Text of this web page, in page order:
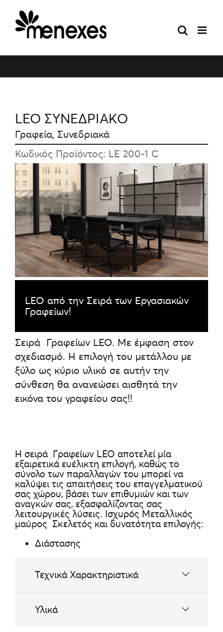
content
LEO ΣΥΝΕΔΡΙΑΚΟ
Γραφεία, Συνεδριακά
Κωδικός Προϊόντος: LE 200-1 C
LEO από την Σειρά των Εργασιακών
Γραφείων!
Σειρά Γραφείων LEO. Με έμφαση στον
σχεδιασμό. Η επιλογή του μετάλλου με
ξύλο ως κύριο υλικό σε αυτήν την
σύνθεση θα ανανεώσει αισθητά την
εικόνα του γραφείου σας!!
Η σειρά Γραφείων LEO αποτελεί μία
εξαιρετικά ευέλικτη επιλογή, καθώς το
σύνολο των παραλλαγών του μπορεί να
καλύψει τις απαιτήσεις του επαγγελματικού
σας χώρου, βάσει των επιθυμιών και των
αναγκών σας, εξασφαλίζοντας σας
λειτουργικές λύσεις. Ισχυρός Μεταλλικός
μαύρος Σκελετός και δυνατότητα επιλογής:
Διάστασης
Τεχνικά Χαρακτηριστικά
Ταμπλό MFC 25 ΧΙΛ
Υλικά